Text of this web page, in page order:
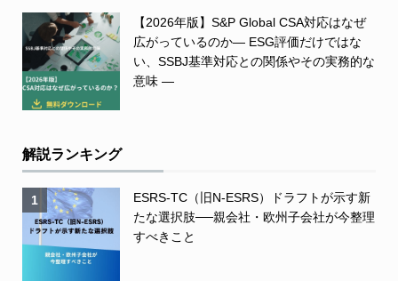
【2026年版】S&P Global CSA対応はなぜ
広がっているのか― ESG評価だけではな
い、SSBJ基準対応との関係やその実務的な
意味 ―
解説ランキング
1
ESRS-TC（旧N-ESRS）ドラフトが示す新
たな選択肢──親会社・欧州子会社が今整理
すべきこと